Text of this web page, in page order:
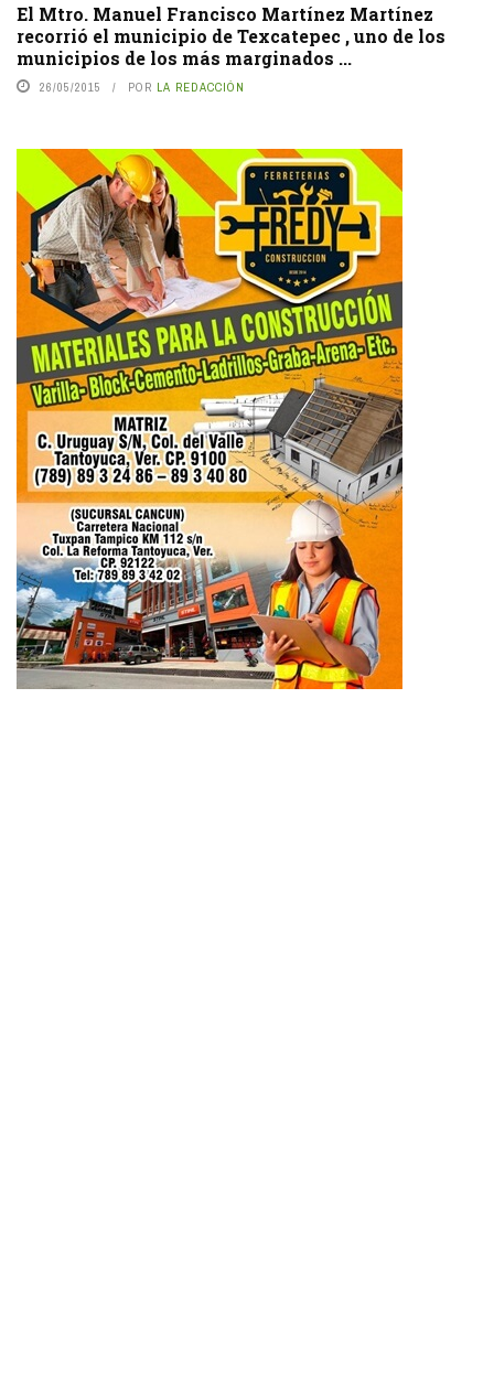
El Mtro. Manuel Francisco Martínez Martínez
recorrió el municipio de Texcatepec , uno de los
municipios de los más marginados ...
26/05/2015 POR LA REDACCIÓN